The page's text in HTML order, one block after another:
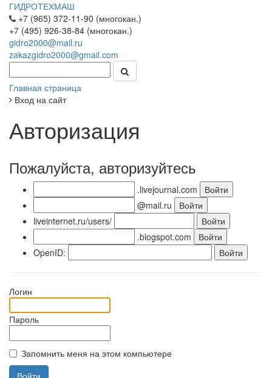
ГИДРОТЕХМАШ
+7 (965) 372-11-90 (многокан.)
+7 (495) 926-38-84 (многокан.)
gidro2000@mail.ru
zakazgidro2000@gmail.com
Главная страница
Вход на сайт
Авторизация
Пожалуйста, авторизуйтесь
.livejournal.com
@mail.ru
liveinternet.ru/users/
.blogspot.com
OpenID:
Логин
Пароль
Запомнить меня на этом компьютере